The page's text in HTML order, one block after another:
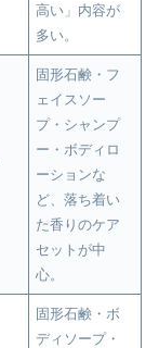
高い」内容が
多い。
固形石鹸・フ
ェイスソー
プ・シャンプ
ー・ボディロ
ーションな
ど、落ち着い
た香りのケア
セットが中
心。
固形石鹸・ボ
ディソープ・